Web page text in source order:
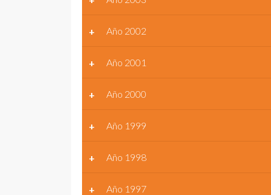
Año 2002
Año 2001
Año 2000
Año 1999
Año 1998
Año 1997